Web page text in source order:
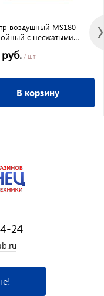
воздушный MS180
с несжатыми
/ шт
В корзину
24